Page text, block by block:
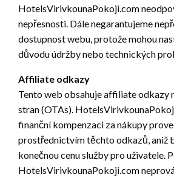
HotelsVirivkounaPokoji.com
nepřesnosti. Dále negarantujeme
dostupnost webu, protože mohou
důvodu údržby nebo technických
Affiliate odkazy
Tento web obsahuje affiliate odkazy
stran (OTAs).
finanční kompenzaci za nákupy
prostřednictvím těchto odkazů, aniž
konečnou cenu služby pro uživatele.
HotelsVirivkounaPokoji.com